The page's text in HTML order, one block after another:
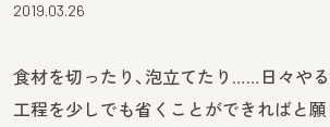
2019.03.26
食材を切ったり、泡立てたり……日々やる
工程を少しでも省くことができればと